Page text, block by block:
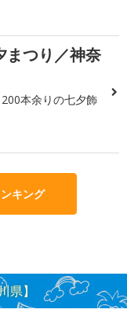
まつり／神奈
本余りの七夕飾
キング
県】